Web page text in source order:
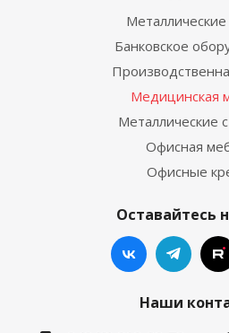
Банковское
Медицинская
Металлические
Офисная
Офисные
Оставайтесь
Наши